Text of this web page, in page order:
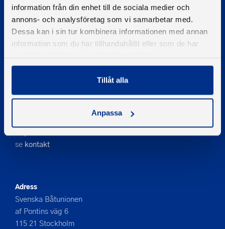
information från din enhet till de sociala medier och
annons- och analysföretag som vi samarbetar med.
Dessa kan i sin tur kombinera informationen med annan
information som du har tillhandahållit eller som de har
Tillåt alla
Anpassa
© 2026 - Svenska Båtunionen
Information om cookies
PIGMENT WEBBYRÅ
Kontakta oss
se kontakt
Adress
Svenska Båtunionen
af Pontins väg 6
115 21 Stockholm